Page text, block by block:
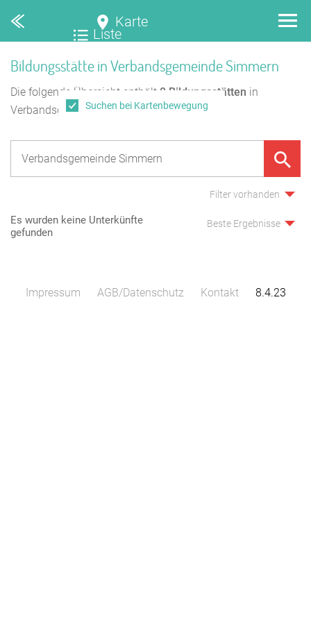
Karte
Liste
Bildungsstätte in Verbandsgemeinde Simmern
Die folgende Übersicht enthält 0 Bildungsstätten in
Verbandsgemeinde Simmern.
Filter vorhanden
Es wurden keine Unterkünfte
gefunden
Beste Ergebnisse
Suchen bei Kartenbewegung
Impressum AGB/Datenschutz Kontakt 8.4.23